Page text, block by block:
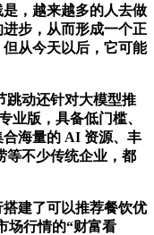
，越来越多的人去做
步，从而形成一个正
从今天以后，它可能
动还针对大模型推
版，具备低门槛、
海量的 AI 资源、丰
等不少传统企业，都
建了可以推荐餐饮优
场行情的“财富看